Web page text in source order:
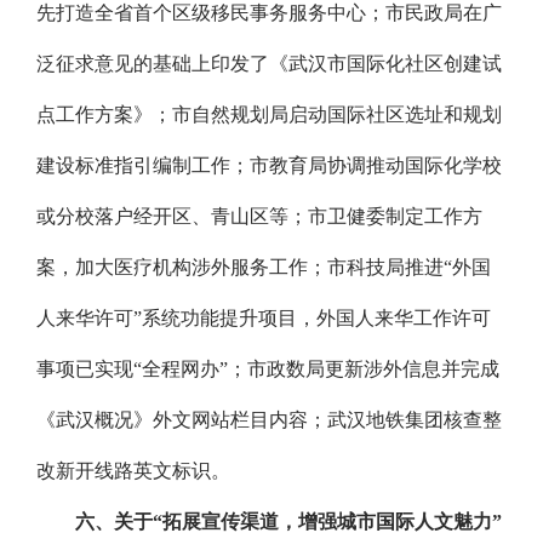
先打造全省首个区级移民事务服务中心；市民政局在广
泛征求意见的基础上印发了《武汉市国际化社区创建试
点工作方案》；市自然规划局启动国际社区选址和规划
建设标准指引编制工作；市教育局协调推动国际化学校
或分校落户经开区、青山区等；市卫健委制定工作方
案，加大医疗机构涉外服务工作；市科技局推进“外国
人来华许可”系统功能提升项目，外国人来华工作许可
事项已实现“全程网办”；市政数局更新涉外信息并完成
《武汉概况》外文网站栏目内容；武汉地铁集团核查整
改新开线路英文标识。
六、关于“拓展宣传渠道，增强城市国际人文魅力”